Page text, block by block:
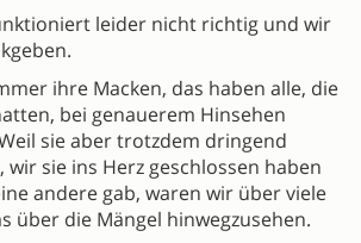
leider nicht richtig und wir
ihre Macken, das haben alle, die
bei genauerem Hinsehen
sie aber trotzdem dringend
sie ins Herz geschlossen haben
andere gab, waren wir über viele
über die Mängel hinwegzusehen.